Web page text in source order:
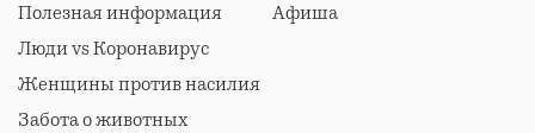
Полезная информация
Афиша
Люди vs Коронавирус
Женщины против насилия
Забота о животных